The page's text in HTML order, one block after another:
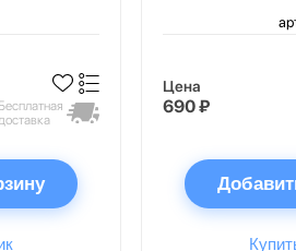
Бесплатная
доставка
Цена
690 ₽